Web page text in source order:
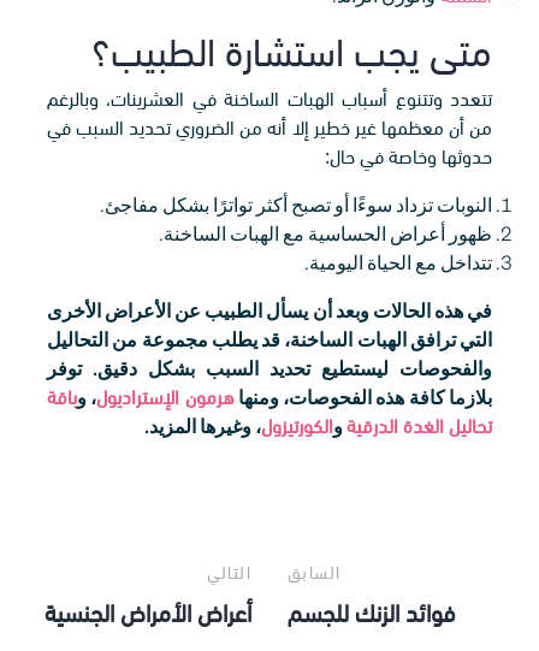
متى يجب استشارة الطبيب؟
تتعدد وتتنوع أسباب الهبات الساخنة في العشرينات، وبالرغم
من أن معظمها غير خطير إلا أنه من الضروري تحديد السبب في
حدوثها وخاصة في حال:
النوبات تزداد سوءًا أو تصبح أكثر تواترًا بشكل مفاجئ.
ظهور أعراض الحساسية مع الهبات الساخنة.
تتداخل مع الحياة اليومية.
في هذه الحالات وبعد أن يسأل الطبيب عن الأعراض الأخرى
التي ترافق الهبات الساخنة، قد يطلب مجموعة من التحاليل
والفحوصات ليستطيع تحديد السبب بشكل دقيق. توفر
بلازما كافة هذه الفحوصات، ومنهاهرمون الإستراديول، وباقة
تحاليل الغدة الدرقيةوالكورتيزول، وغيرها المزيد.
السابق
فوائد الزنك للجسم
التالي
أعراض الأمراض الجنسية